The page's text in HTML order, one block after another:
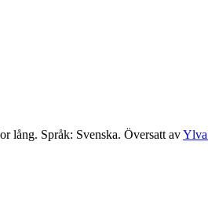
lång. Språk: Svenska. Översatt av